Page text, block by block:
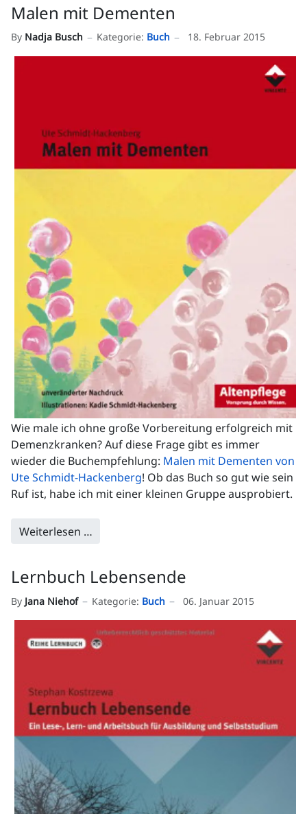
Malen mit Dementen
By Nadja Busch Kategorie: Buch 18. Februar 2015
Wie male ich ohne große Vorbereitung erfolgreich mit
Demenzkranken? Auf diese Frage gibt es immer
wieder die Buchempfehlung: Malen mit Dementen von
Ute Schmidt-Hackenberg! Ob das Buch so gut wie sein
Ruf ist, habe ich mit einer kleinen Gruppe ausprobiert.
Weiterlesen …
Lernbuch Lebensende
By Jana Niehof Kategorie: Buch 06. Januar 2015